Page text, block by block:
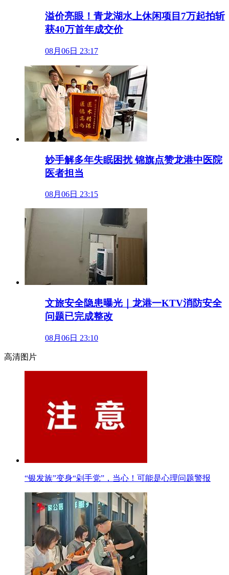
溢价亮眼！青龙湖水上休闲项目7万起拍斩
获40万首年成交价
08月06日 23:17
妙手解多年失眠困扰 锦旗点赞龙港中医院
医者担当
08月06日 23:15
文旅安全隐患曝光｜龙港一KTV消防安全
问题已完成整改
08月06日 23:10
高清图片
“银发族”变身“剁手党”，当心！可能是心理问题警报